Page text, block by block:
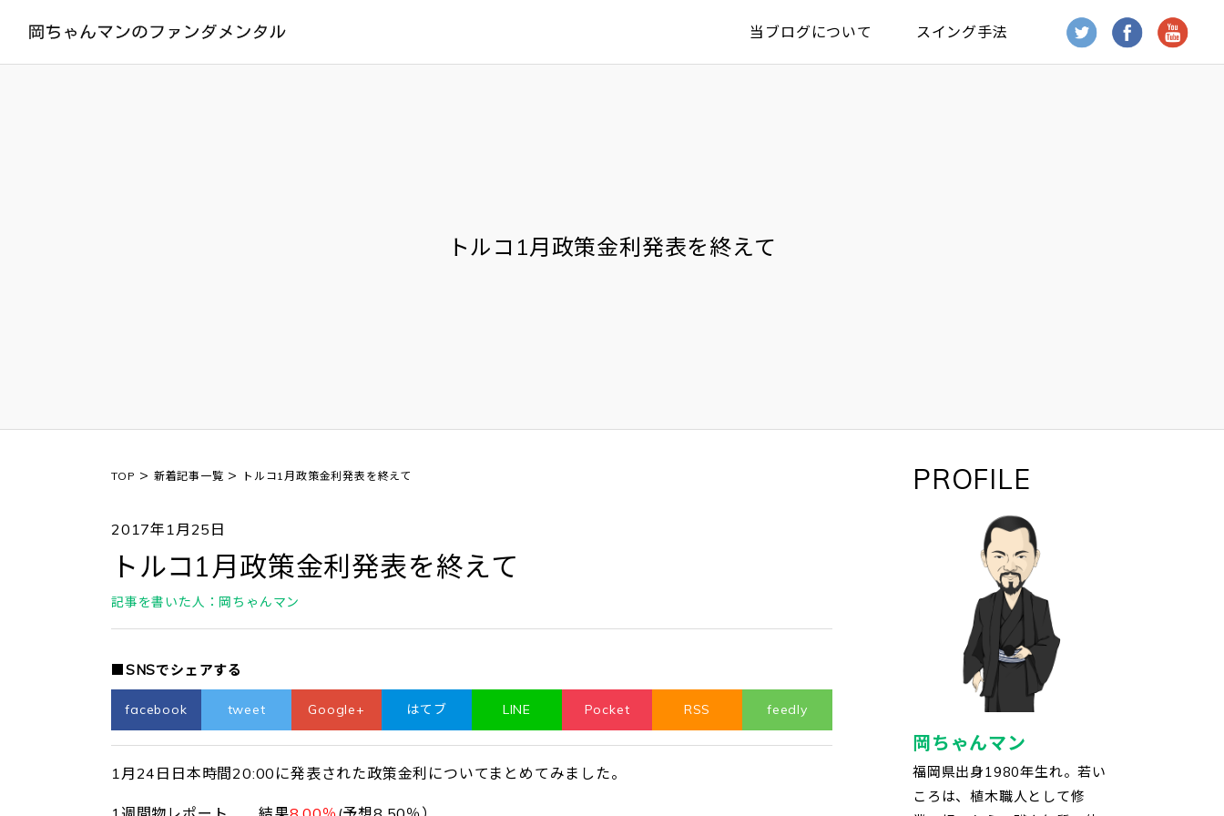
当ブログについて スイング手法
トルコ1月政策金利発表を終えて
TOP > 新着記事一覧 > トルコ1月政策金利発表を終えて
2017年1月25日
トルコ1月政策金利発表を終えて
記事を書いた人：岡ちゃんマン
■SNSでシェアする
facebook tweet Google+ はてブ LINE Pocket RSS feedly
1月24日日本時間20:00に発表された政策金利についてまとめてみました。
PROFILE
岡ちゃんマン
福岡県出身1980年生れ。若い
ころは、植木職人として修